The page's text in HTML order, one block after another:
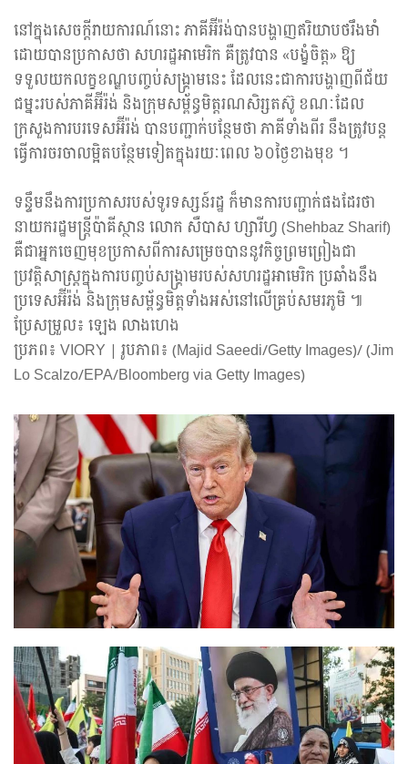
នៅក្នុងសេចក្តីរាយការណ៍នោះ ភាគីអ៊ីរ៉ង់បានបង្ហាញឥរិយាបថរឹងមាំ
ដោយបានប្រកាសថា សហរដ្ឋអាមេរិក គឺត្រូវបាន «បង្ខំចិត្ត» ឱ្យ
ទទួលយកលក្ខខណ្ឌបញ្ចប់សង្គ្រាមនេះ ដែលនេះជាការបង្ហាញពីជ័យ
ជម្នះរបស់ភាគីអ៊ីរ៉ង់ និងក្រុមសម្ព័ន្ធមិត្តរណសិរ្សតស៊ូ ខណៈដែល
ក្រសួងការបរទេសអ៊ីរ៉ង់ បានបញ្ជាក់បន្ថែមថា ភាគីទាំងពីរ នឹងត្រូវបន្ត
ធ្វើការចរចាលម្អិតបន្ថែមទៀតក្នុងរយៈពេល ៦០ថ្ងៃខាងមុខ ។
ទន្ទឹមនឹងការប្រកាសរបស់ទូរទស្សន៍រដ្ឋ ក៏មានការបញ្ជាក់ផងដែរថា
នាយករដ្ឋមន្ត្រីប៉ាគីស្ថាន លោក សឺបាស ហ្សារីហ្វ (Shehbaz Sharif)
គឺជាអ្នកចេញមុខប្រកាសពីការសម្រេចបាននូវកិច្ចព្រមព្រៀងជា
ប្រវត្តិសាស្ត្រក្នុងការបញ្ចប់សង្គ្រាមរបស់សហរដ្ឋអាមេរិក ប្រឆាំងនឹង
ប្រទេសអ៊ីរ៉ង់ និងក្រុមសម្ព័ន្ធមិត្តទាំងអស់នៅលើគ្រប់សមរភូមិ ៕
ប្រែសម្រួល៖ ឡេង លាងហេង
ប្រភព៖ VIORY | រូបភាព៖ (Majid Saeedi/Getty Images)/ (Jim
Lo Scalzo/EPA/Bloomberg via Getty Images)